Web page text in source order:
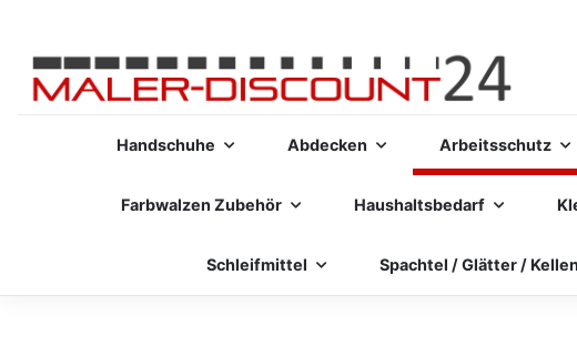
Handschuhe Abdecken Arbeitsschutz
Farbwalzen Zubehör Haushaltsbedarf
Schleifmittel Spachtel / Glätter / Kellen